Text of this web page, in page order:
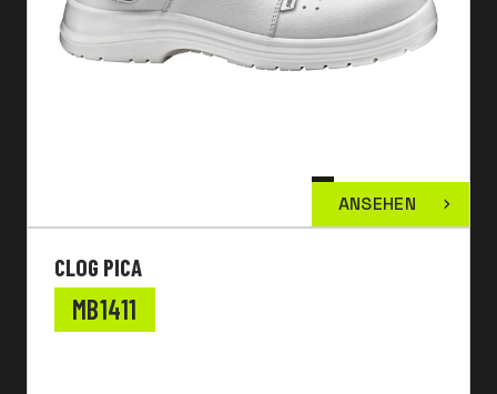
ANSEHEN
CLOG PICA
MB1411